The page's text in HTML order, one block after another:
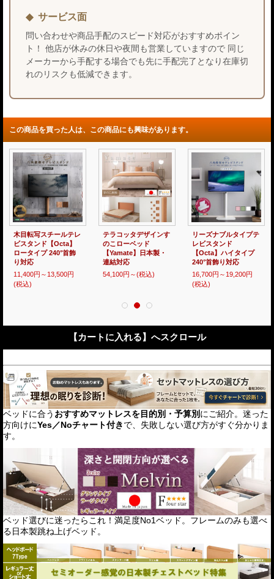
サービス面
問い合わせや商品手配のスピード対応がおすすめポイン
ト！ 他店が休みの休日や夜間も営業していますので 同じ
メーカーから手配する場合でも先に手配完了となり在庫切
れのリスクも低減できます。
この商品を買った人は、この商品にも興味があります。
一台四役！4Wayソフ
ァベッド【Darius】ロ
ータイプ対応
24,400円
ごろ寝ソファ ハイタ
イプ／ロータイプ対応
【Valente】クッショ
ン付き
52,800円(税込)
木目転写スチールテレ
ビスタンド【Octa】
ハイタイプ 240°首飾
り対応
16,700円～19,200円
(税込)
【カートに入れる】へスクロール
ベッドに合う おすすめマットレスを目的別・予算別 にご紹介。迷った
方向けにYes／Noチャート付き で、失敗しない選び方がすぐ分かりま
す。
ベッド選びに迷ったらこれ！満足度No1ベッド。フレームのみも選べ
る日本製跳ね上げベッド。